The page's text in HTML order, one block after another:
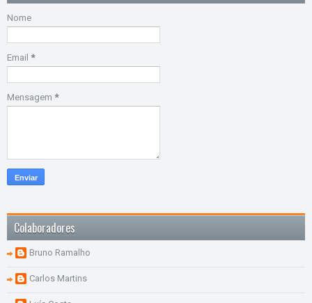
Nome
Email *
Mensagem *
Colaboradores
Bruno Ramalho
Carlos Martins